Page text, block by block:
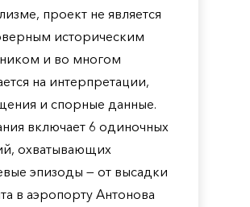
проект не является
историческим
и во многом
на интерпретации,
и спорные данные.
включает 6 одиночных
охватывающих
эпизоды — от высадки
в аэропорту Антонова